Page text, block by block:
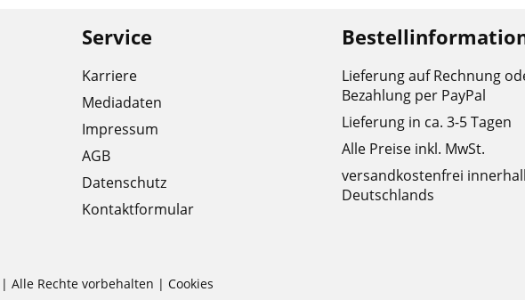
Service
Karriere
Mediadaten
Impressum
AGB
Datenschutz
Kontaktformular
Lieferung auf Rechnung
Bezahlung per PayPal
Lieferung in ca. 3-5 Tagen
Alle Preise inkl. MwSt.
versandkostenfrei
Deutschlands
Alle Rechte vorbehalten | Cookies